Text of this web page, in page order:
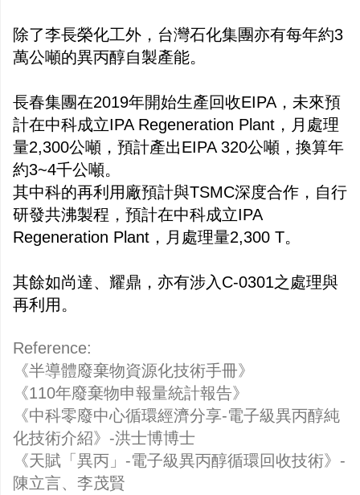
除了李長榮化工外，台灣石化集團亦有每年約3
萬公噸的異丙醇自製產能。
長春集團在2019年開始生產回收EIPA，未來預
計在中科成立IPA Regeneration Plant，月處理
量2,300公噸，預計產出EIPA 320公噸，換算年
約3~4千公噸。
其中科的再利用廠預計與TSMC深度合作，自行
研發共沸製程，預計在中科成立IPA
Regeneration Plant，月處理量2,300 T。
其餘如尚達、耀鼎，亦有涉入C-0301之處理與
再利用。
Reference:
《半導體廢棄物資源化技術手冊》
《110年廢棄物申報量統計報告》
《中科零廢中心循環經濟分享-電子級異丙醇純
化技術介紹》-洪士博博士
《天賦「異丙」-電子級異丙醇循環回收技術》-
陳立言、李茂賢